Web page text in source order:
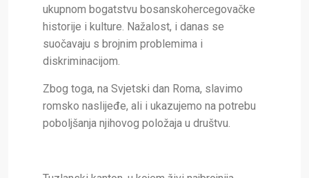
ukupnom bogatstvu bosanskohercegovačke
historije i kulture. Nažalost, i danas se
suočavaju s brojnim problemima i
diskriminacijom.
Zbog toga, na Svjetski dan Roma, slavimo
romsko naslijeđe, ali i ukazujemo na potrebu
poboljšanja njihovog položaja u društvu.